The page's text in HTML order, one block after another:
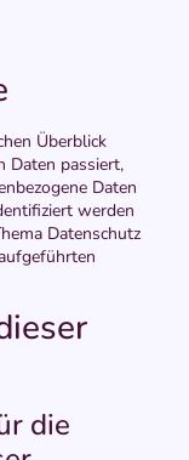
Überblick
Daten passiert,
Daten
werden
Datenschutz
die